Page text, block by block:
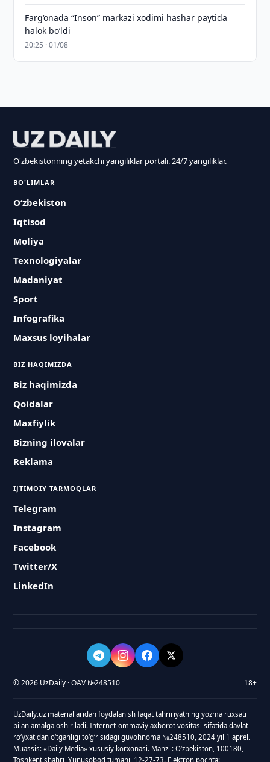
Farg‘onada “Inson” markazi xodimi hashar paytida
halok bo‘ldi
20:25 · 01/08
O'zbekistonning yetakchi yangiliklar portali. 24/7 yangiliklar.
BO'LIMLAR
O‘zbekiston
Iqtisod
Moliya
Texnologiyalar
Madaniyat
Sport
Infografika
Maxsus loyihalar
BIZ HAQIMIZDA
Biz haqimizda
Qoidalar
Maxfiylik
Bizning ilovalar
Reklama
IJTIMOIY TARMOQLAR
Telegram
Instagram
Facebook
Twitter/X
LinkedIn
© 2026 UzDaily · OAV №248510 18+
UzDaily.uz materiallaridan foydalanish faqat tahririyatning yozma ruxsati
bilan amalga oshiriladi. Internet-ommaviy axborot vositasi sifatida davlat
roʻyxatidan oʻtganligi toʻgʻrisidagi guvohnoma №248510, 2024 yil 1 aprel.
Muassis: «Daily Media» xususiy korxonasi. Manzil: Oʻzbekiston, 100180,
Toshkent shahri, Yunusobod tumani, 12-27-73. Elektron pochta: